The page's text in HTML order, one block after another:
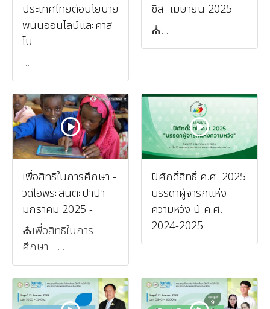
ประเทศไทยต่อนโยบาย
พนันออนไลน์และคาสิ
โน
...
ซิส -เมษายน 2025
⛪️...
เพื่อสิทธิในการศึกษา -
วิดีโอพระสันตะปาปา -
มกราคม 2025 -
⛪️เพื่อสิทธิในการ
ศึกษา ...
ปีศักดิ์สิทธิ์ ค.ศ. 2025
บรรดาผู้จาริกแห่ง
ความหวัง ปี ค.ศ.
2024-2025